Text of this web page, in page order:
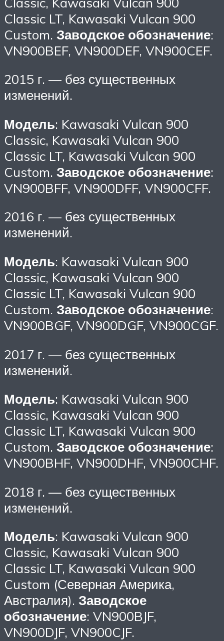
Classic LT, Kawasaki Vulcan 900
Custom. Заводское обозначение:
VN900BEF, VN900DEF, VN900CEF.
2015 г. — без существенных
изменений.
Модель: Kawasaki Vulcan 900
Classic, Kawasaki Vulcan 900
Classic LT, Kawasaki Vulcan 900
Custom. Заводское обозначение:
VN900BFF, VN900DFF, VN900CFF.
2016 г. — без существенных
изменений.
Модель: Kawasaki Vulcan 900
Classic, Kawasaki Vulcan 900
Classic LT, Kawasaki Vulcan 900
Custom. Заводское обозначение:
VN900BGF, VN900DGF, VN900CGF.
2017 г. — без существенных
изменений.
Модель: Kawasaki Vulcan 900
Classic, Kawasaki Vulcan 900
Classic LT, Kawasaki Vulcan 900
Custom. Заводское обозначение:
VN900BHF, VN900DHF, VN900CHF.
2018 г. — без существенных
изменений.
Модель: Kawasaki Vulcan 900
Classic, Kawasaki Vulcan 900
Classic LT, Kawasaki Vulcan 900
Custom (Северная Америка,
Австралия). Заводское
обозначение: VN900BJF,
VN900DJF, VN900CJF.